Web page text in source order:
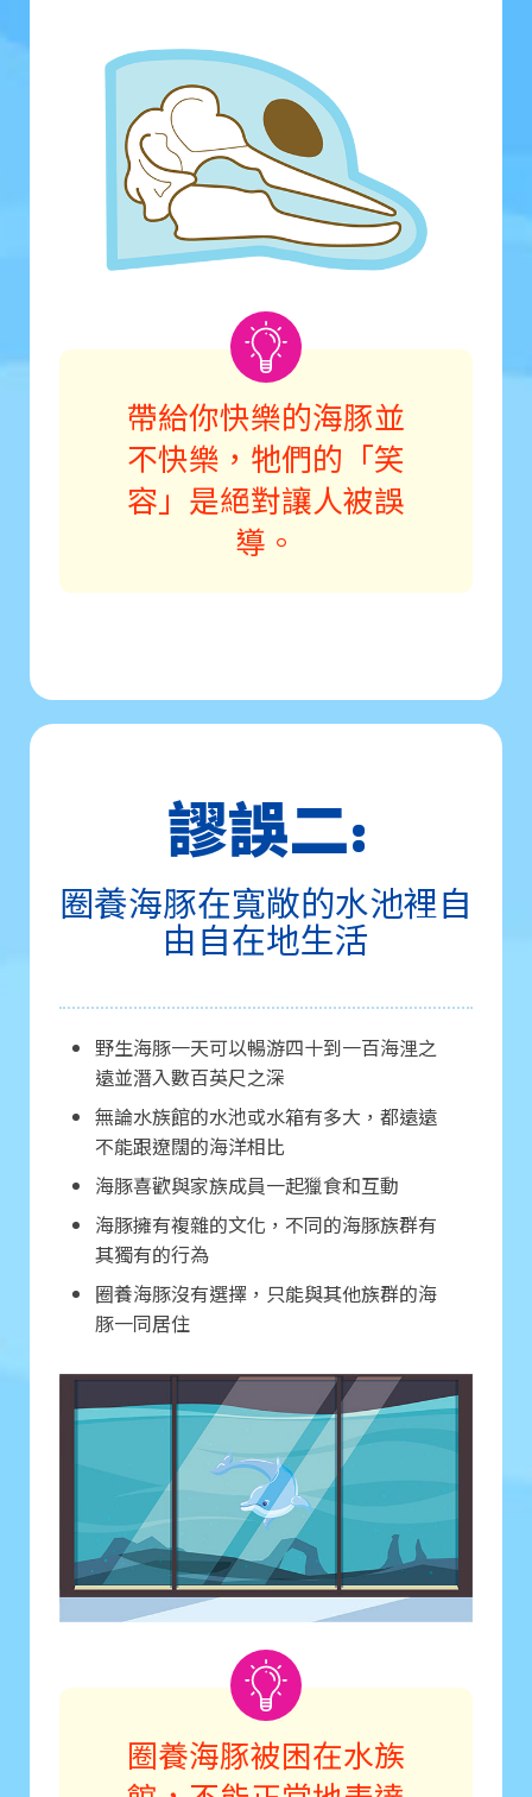
帶給你快樂的海豚並
不快樂，牠們的「笑
容」是絕對讓人被誤
導。
謬誤二:
圈養海豚在寬敞的水池裡自
由自在地生活
野生海豚一天可以暢游四十到一百海浬之
遠並潛入數百英尺之深
無論水族館的水池或水箱有多大，都遠遠
不能跟遼闊的海洋相比
海豚喜歡與家族成員一起獵食和互動
海豚擁有複雜的文化，不同的海豚族群有
其獨有的行為
圈養海豚沒有選擇，只能與其他族群的海
豚一同居住
圈養海豚被困在水族